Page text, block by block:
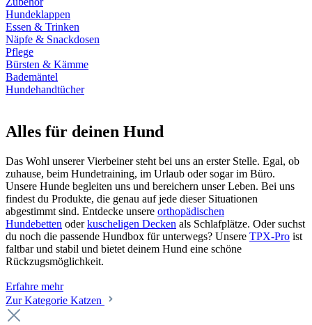
Hundeklappen
Essen & Trinken
Näpfe & Snackdosen
Pflege
Bürsten & Kämme
Bademäntel
Hundehandtücher
Alles für deinen Hund
Das Wohl unserer Vierbeiner steht bei uns an erster Stelle. Egal, ob
zuhause, beim Hundetraining, im Urlaub oder sogar im Büro.
Unsere Hunde begleiten uns und bereichern unser Leben. Bei uns
findest du Produkte, die genau auf jede dieser Situationen
abgestimmt sind. Entdecke unsere orthopädischen
Hundebetten oderkuscheligen Decken als Schlafplätze. Oder suchst
du noch die passende Hundbox für unterwegs? Unsere TPX-Pro ist
faltbar und stabil und bietet deinem Hund eine schöne
Rückzugsmöglichkeit.
Erfahre mehr
Zur Kategorie Katzen